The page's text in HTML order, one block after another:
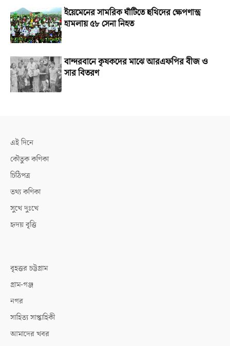
ইয়েমেনের সামরিক ঘাঁটিতে হুথিদের ক্ষেপণাস্ত্র
হামলায় ৫৮ সেনা নিহত
বান্দরবানে কৃষকদের মাঝে আরএফপির বীজ ও
সার বিতরণ
এই দিনে
কৌতুক কণিকা
চিঠিপত্র
তথ্য কণিকা
সুখে দুঃখে
হৃদয় বৃত্তি
বৃহত্তর চট্টগ্রাম
গ্রাম-গঞ্জ
নগর
সাহিত্য সাপ্তাহিকী
আমাদের খবর